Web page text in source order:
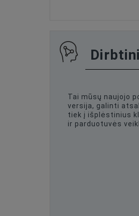
Tai mūsų naujojo
versija, galinti
tiek į išplėstinius
ir parduotuvės